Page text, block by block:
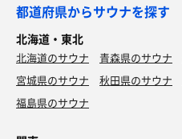
都道府県からサウナを探す
北海道・東北
北海道のサウナ 青森県のサウナ
宮城県のサウナ
秋田県のサウナ
福島県のサウナ